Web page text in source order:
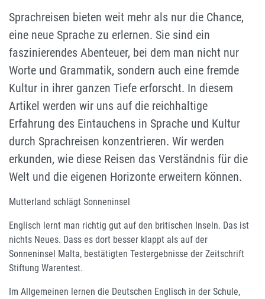
Sprachreisen bieten weit mehr als nur die Chance,
eine neue Sprache zu erlernen. Sie sind ein
faszinierendes Abenteuer, bei dem man nicht nur
Worte und Grammatik, sondern auch eine fremde
Kultur in ihrer ganzen Tiefe erforscht. In diesem
Artikel werden wir uns auf die reichhaltige
Erfahrung des Eintauchens in Sprache und Kultur
durch Sprachreisen konzentrieren. Wir werden
erkunden, wie diese Reisen das Verständnis für die
Welt und die eigenen Horizonte erweitern können.
Mutterland schlägt Sonneninsel
Englisch lernt man richtig gut auf den britischen Inseln. Das ist
nichts Neues. Dass es dort besser klappt als auf der
Sonneninsel Malta, bestätigten Testergebnisse der Zeitschrift
Stiftung Warentest.
Im Allgemeinen lernen die Deutschen Englisch in der Schule,